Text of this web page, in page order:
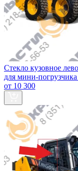
Стекло кузовное
для мини-
от 10 300